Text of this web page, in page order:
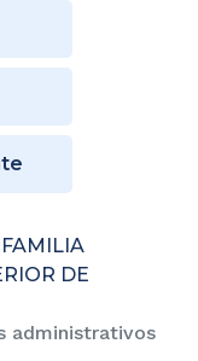
DE
administrativos